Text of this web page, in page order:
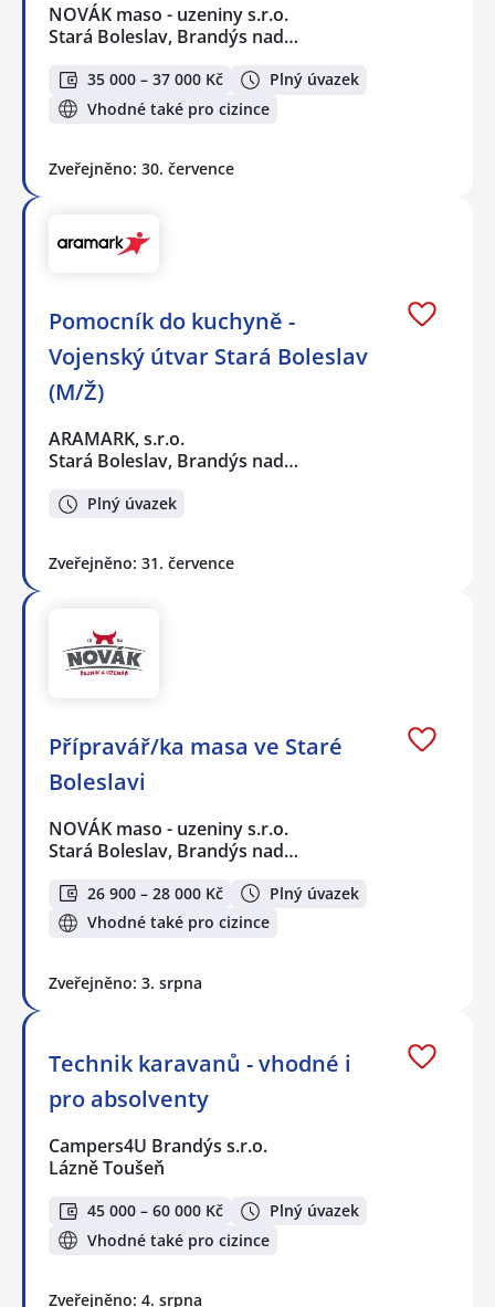
NOVÁK maso - uzeniny s.r.o.
Stará Boleslav, Brandýs nad…
35 000 – 37 000 Kč
Plný úvazek
Vhodné také pro cizince
Zveřejněno: 30. července
Pomocník do kuchyně -
Vojenský útvar Stará Boleslav
(M/Ž)
ARAMARK, s.r.o.
Stará Boleslav, Brandýs nad…
Plný úvazek
Zveřejněno: 31. července
Přípravář/ka masa ve Staré
Boleslavi
NOVÁK maso - uzeniny s.r.o.
Stará Boleslav, Brandýs nad…
26 900 – 28 000 Kč
Plný úvazek
Vhodné také pro cizince
Zveřejněno: 3. srpna
Technik karavanů - vhodné i
pro absolventy
Campers4U Brandýs s.r.o.
Lázně Toušeň
45 000 – 60 000 Kč
Plný úvazek
Vhodné také pro cizince
Zveřejněno: 4. srpna